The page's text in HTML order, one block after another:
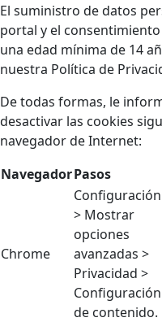
El suministro de datos
portal y el
una edad mínima de 14
nuestra Política de
De todas formas, le
desactivar las cookies
navegador de Internet:
NavegadorPasos
Chrome
Configuración
> Mostrar
opciones
avanzadas >
Privacidad >
Configuración
de contenido.